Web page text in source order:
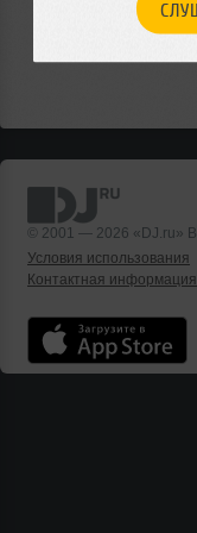
© 2001 — 2026 «DJ.ru»
Условия использования
Контактная информация